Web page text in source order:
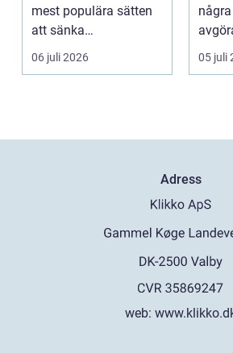
mest populära sätten
att sänka
uppvärmningskostnad
er och ...
06 juli 2026
en
05 juli
Adress
web: